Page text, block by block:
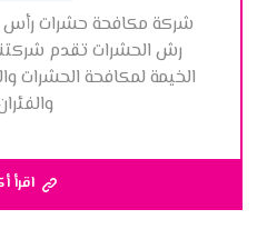
رش الحشرات تقدم
الخيمة لمكافحة الحشرات
اقرأ